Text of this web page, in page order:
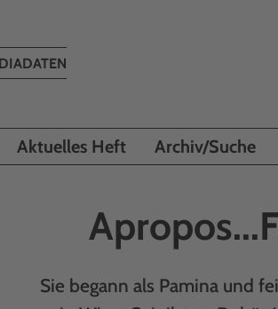
Aktuelles Heft Archiv/Suche
Sie begann als Pamina und